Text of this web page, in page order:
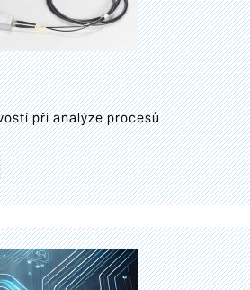
při analýze procesů